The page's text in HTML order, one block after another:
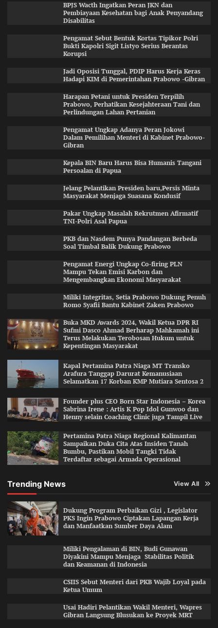
BPJS Wacth Ingatkan Peran JKN dan
Pembiayaan Kesehatan bagi Anak Penyandang
Disabilitas
Pengamat Sebut Bentuk Kortas Tipikor Polri
Bukti Kapolri Sigit Listyo Serius Berantas
Korupsi
Jadi Oposisi Tunggal, PDIP Harus Kerja Keras
Hadapi KIM di Pemerintahan Prabowo -Gibran
Harapan Petani untuk Presiden Terpilih
Prabowo, Perhatikan Kesejahteraan Tani dan
Perlindungan Lahan Pertanian
Pengamat Ungkap Adanya Peran Jokowi
Dalam Pemilihan Menteri di Kabinet Prabowo-
Gibran
Kepala BIN Baru Harus Bisa Humanis Tangani
Persoalan di Papua
Jelang Pelantikan Presiden baru,Persis Minta
Masyarakat Menjaga Suasana Kondusif
Pakar Ungkap Masalah Rekrutmen Afirmatif
TNI-Polri Asal Papua
PKB dan Nasdem Punya Pandangan Berbeda
Soal Timbal Balik Dukung Prabowo
Pengamat Energi Ungkap Co-firing PLN
Mampu Tekan Emisi Karbon dan
Mengembangkan Ekonomi Masyarakat
Miliki Integritas, Setia Prabowo Dukung Penuh
Romo Syafii Bantu Kabinet Zaken Prabowo
Buka MKD Awards 2024, Wakil Ketua DPR RI
Sufmi Dasco Ahmad Berharap Mahkamah ini
Terus Melakukan Terobosan Hukum untuk
Kepentingan Masyarakat
Kapal Pertamina Patra Niaga MT Transko
Arafura Tanggap Darurat Kemanusiaan
Selamatkan 17 Korban KMP Mutiara Sentosa 2
Founder plus CEO Born Star Indonesia – Korea
Sabrina Irene : Artis K Pop Idol Gunwoo dan
Henny selain Coaching Clinic juga Tampil Live
Pertamina Patra Niaga Regional Kalimantan
Sampaikan Duka Cita Atas Insiden Tanah
Bumbu, Pastikan Mobil Tangki Tidak
Terdaftar sebagai Armada Operasional
Trending News View All
Dukung Program Perbaikan Gizi , Legislator
PKS Ingin Prabowo Ciptakan Lapangan Kerja
dan Manfaatkan Sumber Daya Alam
Miliki Pengalaman di BIN, Budi Gunawan
Diyakini Mampu Menjaga Stabilitas Politik
dan Keamanan di Indonesia
CSIIS Sebut Menteri dari PKB Wajib Loyal pada
Ketua Umum
Usai Hadiri Pelantikan Wakil Menteri, Wapres
Gibran Langsung Blusukan ke Proyek MRT